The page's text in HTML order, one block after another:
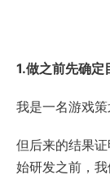
1.做之前先确定
我是一名游戏策
但后来的结果
始研发之前，